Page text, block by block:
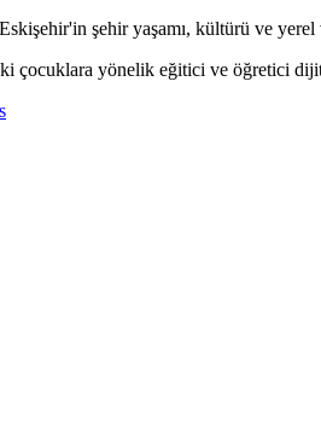
şehir yaşamı, kültürü ve
yönelik eğitici ve öğretici